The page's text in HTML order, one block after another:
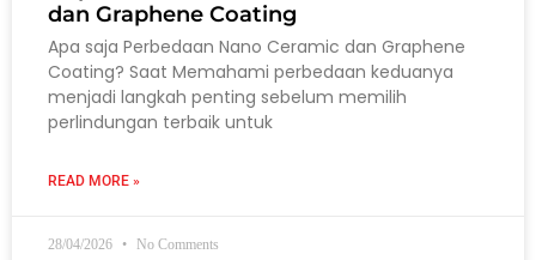
dan Graphene Coating
Apa saja Perbedaan Nano Ceramic dan Graphene
Coating? Saat Memahami perbedaan keduanya
menjadi langkah penting sebelum memilih
perlindungan terbaik untuk
READ MORE »
28/04/2026 No Comments